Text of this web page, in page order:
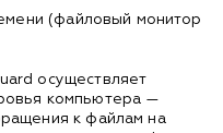
(файловый монитор
осуществляет
компьютера —
к файлам на